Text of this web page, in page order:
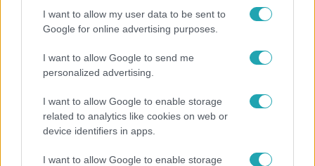
I want to allow my user data to be sent to
Google for online advertising purposes.
I want to allow Google to send me
personalized advertising.
I want to allow Google to enable storage
related to analytics like cookies on web or
device identifiers in apps.
I want to allow Google to enable storage
Mindössze 214-en élnek a borsodi zsákfaluban,
ahol egyetlen játszótér jelenti a nyári szünetet